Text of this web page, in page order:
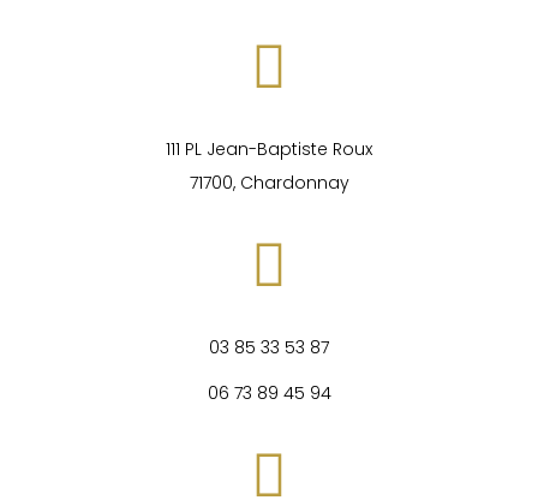
111 PL Jean-Baptiste Roux
71700, Chardonnay
03 85 33 53 87
06 73 89 45 94